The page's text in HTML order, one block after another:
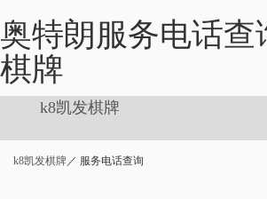
奥特朗服务电话查
棋牌
k8凯发棋牌
k8凯发棋牌／ 服务电话查询